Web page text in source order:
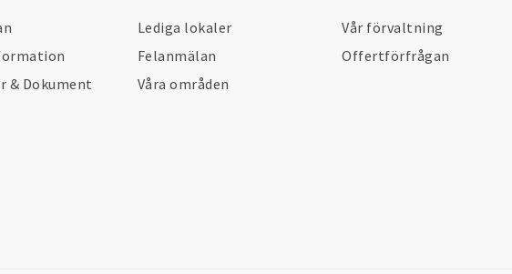
& Dokument
Lediga lokaler
Felanmälan
Våra områden
Vår förvaltning
Offertförfrågan